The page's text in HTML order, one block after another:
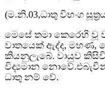
(ම.නි.03,ධාතු විභංග
මෙසේ තමා කෙරෙහි වූ
වාතයෙක් ඇද්ද, මහණ,
කියනුලැබේ. වායුව
විද්‍යමාන
ධාතු නම් වේ.